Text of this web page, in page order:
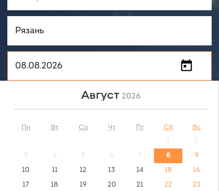
НАЙТИ
Рязань - Аксарайский
видео инструкция:
Август 2026
Пн Вт Ср Чт Пт Сб
Вс
1
2
3
4 5 6 7 8
9
10
11 12 13 14 15
16
17
18 19 20 21 22
23